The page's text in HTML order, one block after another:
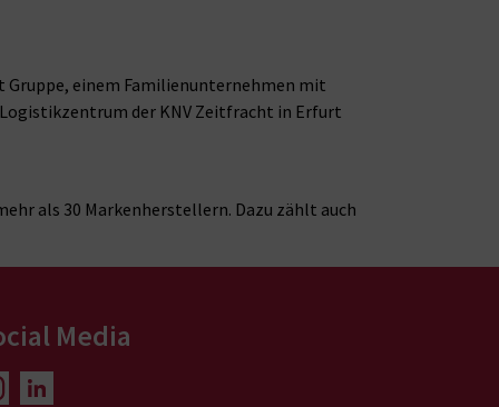
Gruppe, einem Familienunternehmen mit
der KNV Zeitfracht in Erfurt
als 30 Markenherstellern. Dazu zählt auch
Media